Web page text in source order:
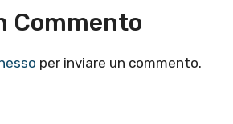
Commento
per inviare un commento.